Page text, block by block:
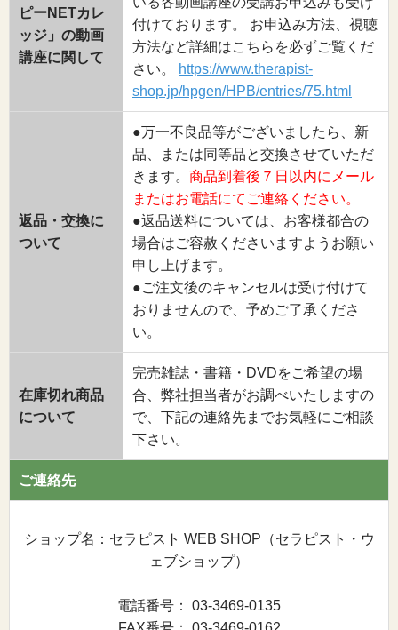
ピーNETカレ
ッジ」の動画
講座に関して
付けております。 お申込み方法、視聴
方法など詳細はこちらを必ずご覧くだ
さい。
https://www.therapist-
shop.jp/hpgen/HPB/entries/75.html
返品・交換に
ついて
●万一不良品等がございましたら、新
品、または同等品と交換させていただ
きます。 商品到着後７日以内にメール
またはお電話にてご連絡ください。
●返品送料については、お客様都合の
場合はご容赦くださいますようお願い
申し上げます。
●ご注文後のキャンセルは受け付けて
おりませんので、予めご了承くださ
い。
在庫切れ商品
について
完売雑誌・書籍・DVDをご希望の場
合、弊社担当者がお調べいたしますの
で、下記の連絡先までお気軽にご相談
下さい。
ご連絡先
ショップ名：セラピスト WEB SHOP（セラピスト・ウ
ェブショップ）
電話番号： 03-3469-0135